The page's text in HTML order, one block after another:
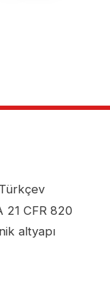
21 CFR 820
altyapı